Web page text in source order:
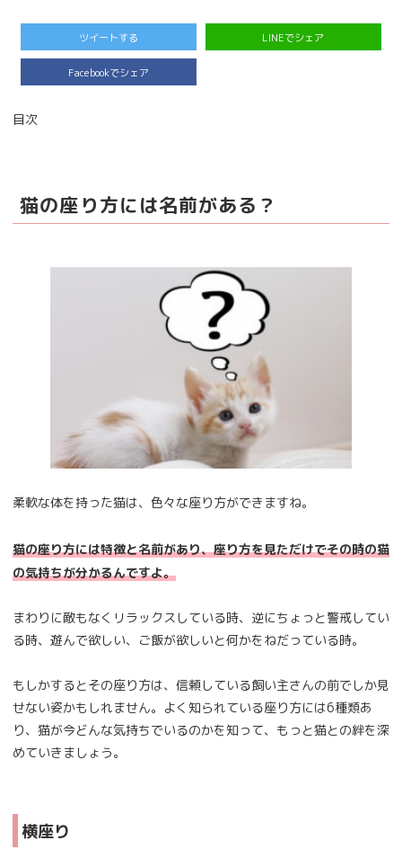
ツイートする LINEでシェア
Facebookでシェア
目次
猫の座り方には名前がある？
柔軟な体を持った猫は、色々な座り方ができますね。
猫の座り方には特徴と名前があり、座り方を見ただけでその時の猫
の気持ちが分かるんですよ。
まわりに敵もなくリラックスしている時、逆にちょっと警戒してい
る時、遊んで欲しい、ご飯が欲しいと何かをねだっている時。
もしかするとその座り方は、信頼している飼い主さんの前でしか見
せない姿かもしれません。よく知られている座り方には6種類あ
り、猫が今どんな気持ちでいるのかを知って、もっと猫との絆を深
めていきましょう。
横座り